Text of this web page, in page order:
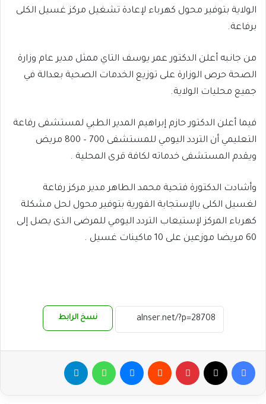
الولاية بتوفير محول كهرباء لإعادة تشغيل مركز غسيل الكلى
برفاعة.
من جانبه أعلن الدكتور عمر يوسف التاي ممثل مدير عام وزارة
الصحة حرص الوزارة على توزيع الخدمات الصحية بعدالة في
جميع محليات الولاية.
فيما أعلن الدكتور حازم إبراهيم المدير الطبي لمستشفى رفاعة
التعليمي أن التردد اليومي للمستشفى 700 – 800 مريض
ويقدم المستشفى خدماته لكافة قرى المحلية .
وأشادت الدكتورة فتحية محمد الطاهر مدير مركز رفاعة
لغسيل الكلى بالإستجابة الفورية بتوفير محول لحل مشكلة
كهرباء المركز لإستيعاب التردد اليومي للمرضى الذى يصل إلى
60 مريضا موزعين على 10 ماكينات غسيل .
نسخ الرابط
فيسبوك بينتيريست ماسنجر واتساب